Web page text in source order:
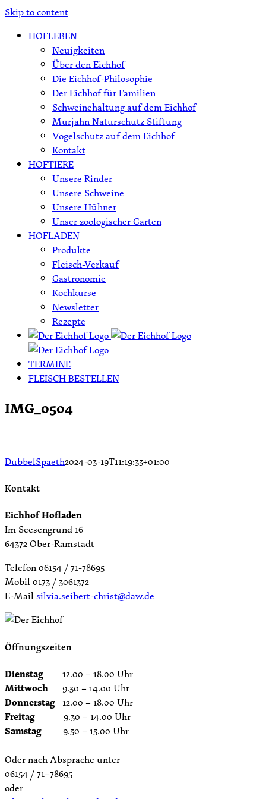
Skip to content
HOFLEBEN
Neuigkeiten
Über den Eichhof
Die Eichhof-Philosophie
Der Eichhof für Familien
Schweinehaltung auf dem Eichhof
Murjahn Naturschutz Stiftung
Vogelschutz auf dem Eichhof
Kontakt
HOFTIERE
Unsere Rinder
Unsere Schweine
Unsere Hühner
Unser zoologischer Garten
HOFLADEN
Produkte
Fleisch-Verkauf
Gastronomie
Kochkurse
Newsletter
Rezepte
TERMINE
FLEISCH BESTELLEN
IMG_0504
DubbelSpaeth2024-03-19T11:19:33+01:00
Kontakt
Eichhof Hofladen
Im Seesengrund 16
64372 Ober-Ramstadt
Telefon 06154 / 71-78695
Mobil 0173 / 3061372
E-Mailsilvia.seibert-christ@daw.de
Öffnungszeiten
Dienstag 12.00 – 18.00 Uhr
Mittwoch 9.30 – 14.00 Uhr
Donnerstag 12.00 – 18.00 Uhr
Freitag 9.30 – 14.00 Uhr
Samstag 9.30 – 13.00 Uhr
Oder nach Absprache unter
06154 / 71–78695
oder